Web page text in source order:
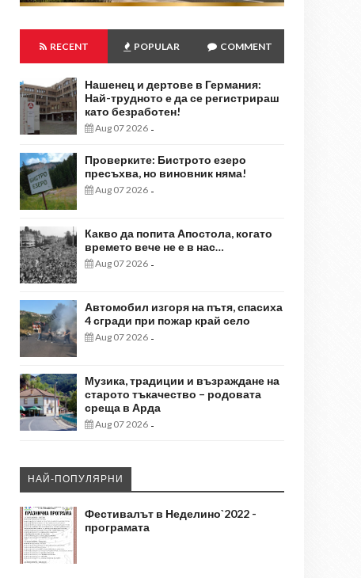
RECENT POPULAR COMMENT
Нашенец и дертове в Германия:
Най-трудното е да се регистрираш
като безработен!
Aug 07 2026 -
Проверките: Бистрото езеро
пресъхва, но виновник няма!
Aug 07 2026 -
Какво да попита Апостола, когато
времето вече не е в нас…
Aug 07 2026 -
Автомобил изгоря на пътя, спасиха
4 сгради при пожар край село
Aug 07 2026 -
Музика, традиции и възраждане на
старото тъкачество – родовата
среща в Арда
Aug 07 2026 -
НАЙ-ПОПУЛЯРНИ
Фестивалът в Неделино`2022 -
програмата